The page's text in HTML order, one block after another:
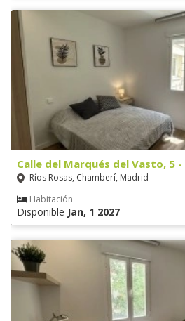
Calle del Marqués del Vasto, 5
Ríos Rosas, Chamberí, Madrid
Habitación
Disponible Jan, 1 2027